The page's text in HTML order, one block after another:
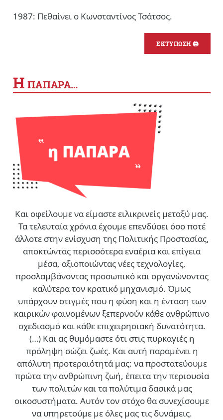
1987: Πεθαίνει ο Κωνσταντίνος Τσάτσος.
ΕΚΤΥΠΩΣΗ 🖨
Η ΠΑΠΑΡΑ…
Και οφείλουμε να είμαστε ειλικρινείς μεταξύ μας.
Τα τελευταία χρόνια έχουμε επενδύσει όσο ποτέ
άλλοτε στην ενίσχυση της Πολιτικής Προστασίας,
αποκτώντας περισσότερα εναέρια και επίγεια
μέσα, αξιοποιώντας νέες τεχνολογίες,
προσλαμβάνοντας προσωπικό και οργανώνοντας
καλύτερα τον κρατικό μηχανισμό. Όμως
υπάρχουν στιγμές που η φύση και η ένταση των
καιρικών φαινομένων ξεπερνούν κάθε ανθρώπινο
σχεδιασμό και κάθε επιχειρησιακή δυνατότητα.
(…) Και ας θυμόμαστε ότι στις πυρκαγιές η
πρόληψη σώζει ζωές. Και αυτή παραμένει η
απόλυτη προτεραιότητά μας: να προστατεύουμε
πρώτα την ανθρώπινη ζωή, έπειτα την περιουσία
των πολιτών και τα πολύτιμα δασικά μας
οικοσυστήματα. Αυτόν τον στόχο θα συνεχίσουμε
να υπηρετούμε με όλες μας τις δυνάμεις.